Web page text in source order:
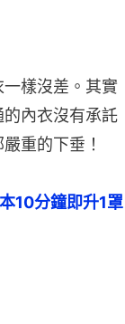
樣沒差。其實
內衣沒有承託
重的下垂！
10分鐘即升1罩